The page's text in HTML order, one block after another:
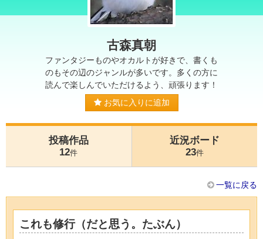
古森真朝
ファンタジーものやオカルトが好きで、書くも
のもその辺のジャンルが多いです。多くの方に
読んで楽しんでいただけるよう、頑張ります！
お気に入りに追加
投稿作品
12件
近況ボード
23件
一覧に戻る
これも修行（だと思う。たぶん）